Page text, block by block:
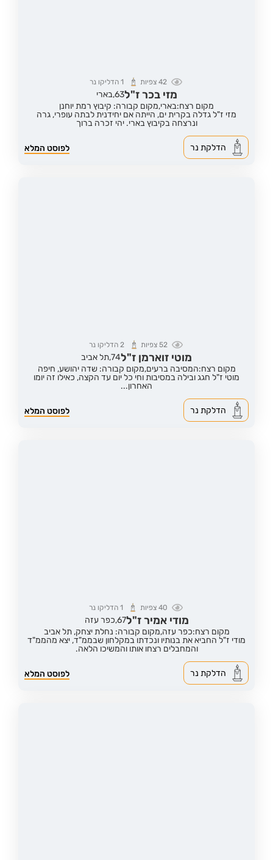
42צפיות 1 הדליקו נר
מזי בכר ז"ל63,בארי
מקום רצח:בארי,מקום קבורה: קיבוץ רמת יוחנן
מזי ז"ל גדלה בקרית ים, הייתה אם יחידנית לבתה עופרי, גרה
ונרצחה בקיבוץ בארי. יהי זכרה ברוך
לפוסט המלא הדלקת נר
52צפיות 2 הדליקו נר
מוטי זוארמן ז"ל74,תל אביב
מקום רצח:המסיבה ברעים,מקום קבורה: שדה יהושע, חיפה
מוטי ז"ל חגג ובילה במסיבות וחי כל יום עד הקצה, כאילו זה יומו
האחרון...
לפוסט המלא הדלקת נר
40 צפיות 1הדליקו נר
מודי אמיר ז"ל67, כפר עזה
מקום רצח:כפר עזה,מקום קבורה: נחלת יצחק, תל אביב
מודי ז"ל החביא את בנותיו ונכדתו במקלחון שבממ"ד, יצא מהממ"ד
והמחבלים רצחו אותו והמשיכו הלאה.
לפוסט המלא הדלקת נר